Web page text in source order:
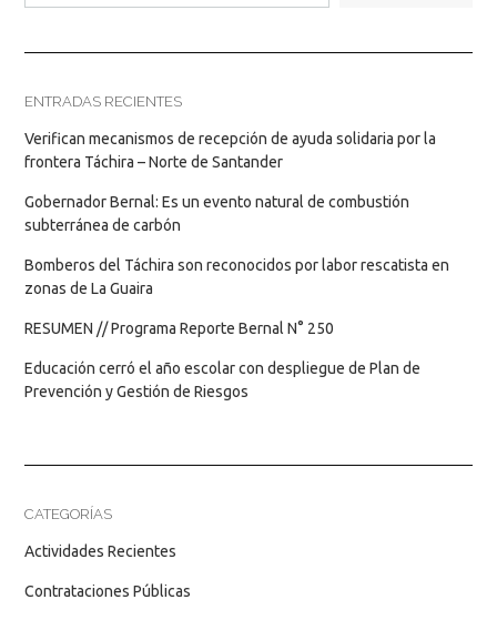
ENTRADAS RECIENTES
Verifican mecanismos de recepción de ayuda solidaria por la
frontera Táchira – Norte de Santander
Gobernador Bernal: Es un evento natural de combustión
subterránea de carbón
Bomberos del Táchira son reconocidos por labor rescatista en
zonas de La Guaira
RESUMEN // Programa Reporte Bernal N° 250
Educación cerró el año escolar con despliegue de Plan de
Prevención y Gestión de Riesgos
CATEGORÍAS
Actividades Recientes
Contrataciones Públicas